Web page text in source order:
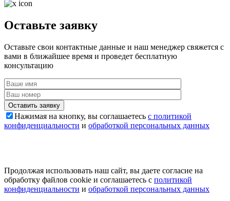
Оставьте заявку
Оставьте свои контактные данные и наш менеджер свяжется с
вами в ближайшее время и проведет бесплатную
консультацию
Оставить заявку
Нажимая на кнопку, вы соглашаетесь с политикой
конфиденциальности и обработкой персональных данных
Продолжая использовать наш сайт, вы даете согласие на
обработку файлов cookie и соглашаетесь с политикой
конфиденциальности и обработкой персональных данных